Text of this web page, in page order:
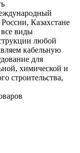
Казахстане
виды
любой
кабельную
для
химической и
строительства,